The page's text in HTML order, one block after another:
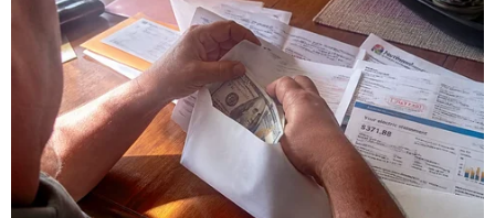
Theo dõi VietnamPlus